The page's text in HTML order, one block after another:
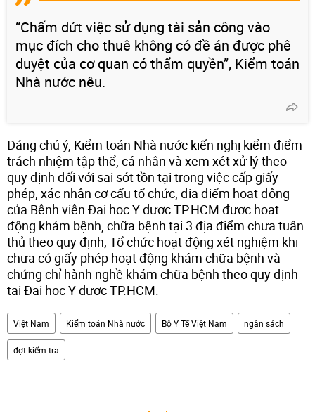
“Chấm dứt việc sử dụng tài sản công vào
mục đích cho thuê không có đề án được phê
duyệt của cơ quan có thẩm quyền”, Kiểm toán
Nhà nước nêu.
Đáng chú ý, Kiểm toán Nhà nước kiến nghị kiểm điểm
trách nhiệm tập thể, cá nhân và xem xét xử lý theo
quy định đối với sai sót tồn tại trong việc cấp giấy
phép, xác nhận cơ cấu tổ chức, địa điểm hoạt động
của Bệnh viện Đại học Y dược TP.HCM được hoạt
động khám bệnh, chữa bệnh tại 3 địa điểm chưa tuân
thủ theo quy định; Tổ chức hoạt động xét nghiệm khi
chưa có giấy phép hoạt động khám chữa bệnh và
chứng chỉ hành nghề khám chữa bệnh theo quy định
tại Đại học Y dược TP.HCM.
Việt Nam Kiểm toán Nhà nước Bộ Y Tế Việt Nam ngân sách
đợt kiểm tra